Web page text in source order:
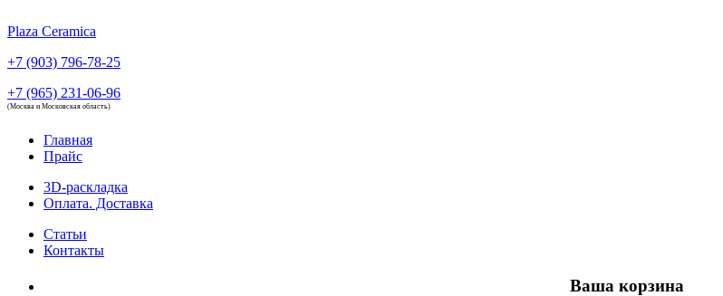
Plaza Ceramica
+7 (903) 796-78-25
+7 (965) 231-06-96
(Москва и Московская область)
Главная
Прайс
3D-раскладка
Оплата. Доставка
Статьи
Контакты
Ваша корзина